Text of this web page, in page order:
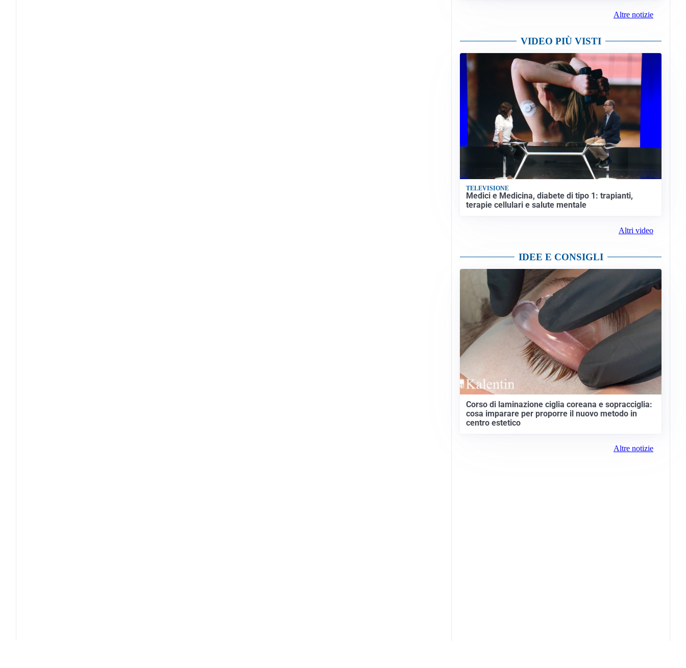
Altre notizie
VIDEO PIÙ VISTI
TELEVISIONE
Medici e Medicina, diabete di tipo 1: trapianti,
terapie cellulari e salute mentale
Altri video
IDEE E CONSIGLI
Corso di laminazione ciglia coreana e sopracciglia:
cosa imparare per proporre il nuovo metodo in
centro estetico
Altre notizie